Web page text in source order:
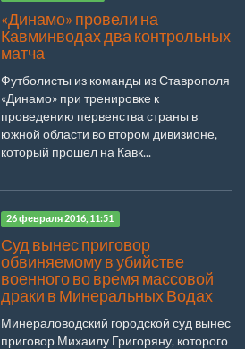
«Динамо» провели на
Кавминводах два контрольных
матча
Футболисты из команды из Ставрополя
«Динамо» при тренировке к
проведению первенства страны в
южной области во втором дивизионе,
который прошел на Кавк...
26 февраля 2016, 11:51
Суд вынес приговор
обвиняемому в убийстве
военного во время массовой
драки в Минеральных Водах
Минераловодский городской суд вынес
приговор Михаилу Григоряну, которого